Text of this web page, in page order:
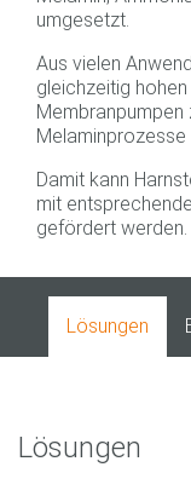
Technologien
umgesetzt.
Aus vielen
gleichzeitig hohen
Membranpumpen
Melaminprozesse
Damit kann
mit
gefördert werden.
Lösungen
Lösungen